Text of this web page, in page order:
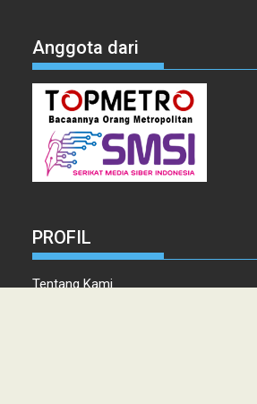
Anggota dari
PROFIL
Tentang Kami